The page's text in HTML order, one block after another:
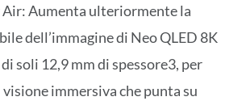
Air: Aumenta ulteriormente la
dell’immagine di Neo QLED 8K
soli 12,9 mm di spessore3, per
visione immersiva che punta su